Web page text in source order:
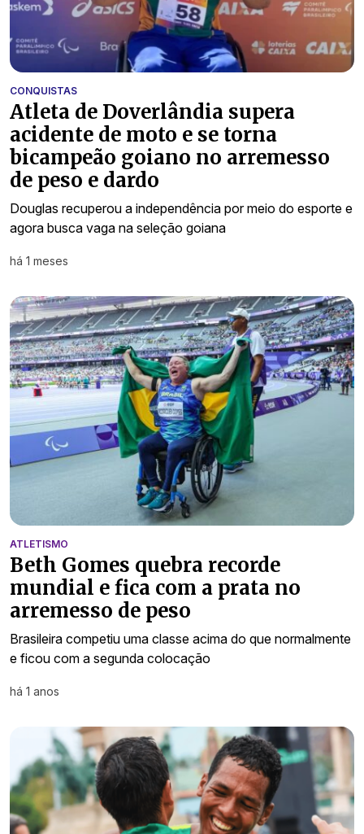
CONQUISTAS
Atleta de Doverlândia supera
acidente de moto e se torna
bicampeão goiano no arremesso
de peso e dardo
Douglas recuperou a independência por meio do esporte e
agora busca vaga na seleção goiana
há 1 meses
ATLETISMO
Beth Gomes quebra recorde
mundial e fica com a prata no
arremesso de peso
Brasileira competiu uma classe acima do que normalmente
e ficou com a segunda colocação
há 1 anos